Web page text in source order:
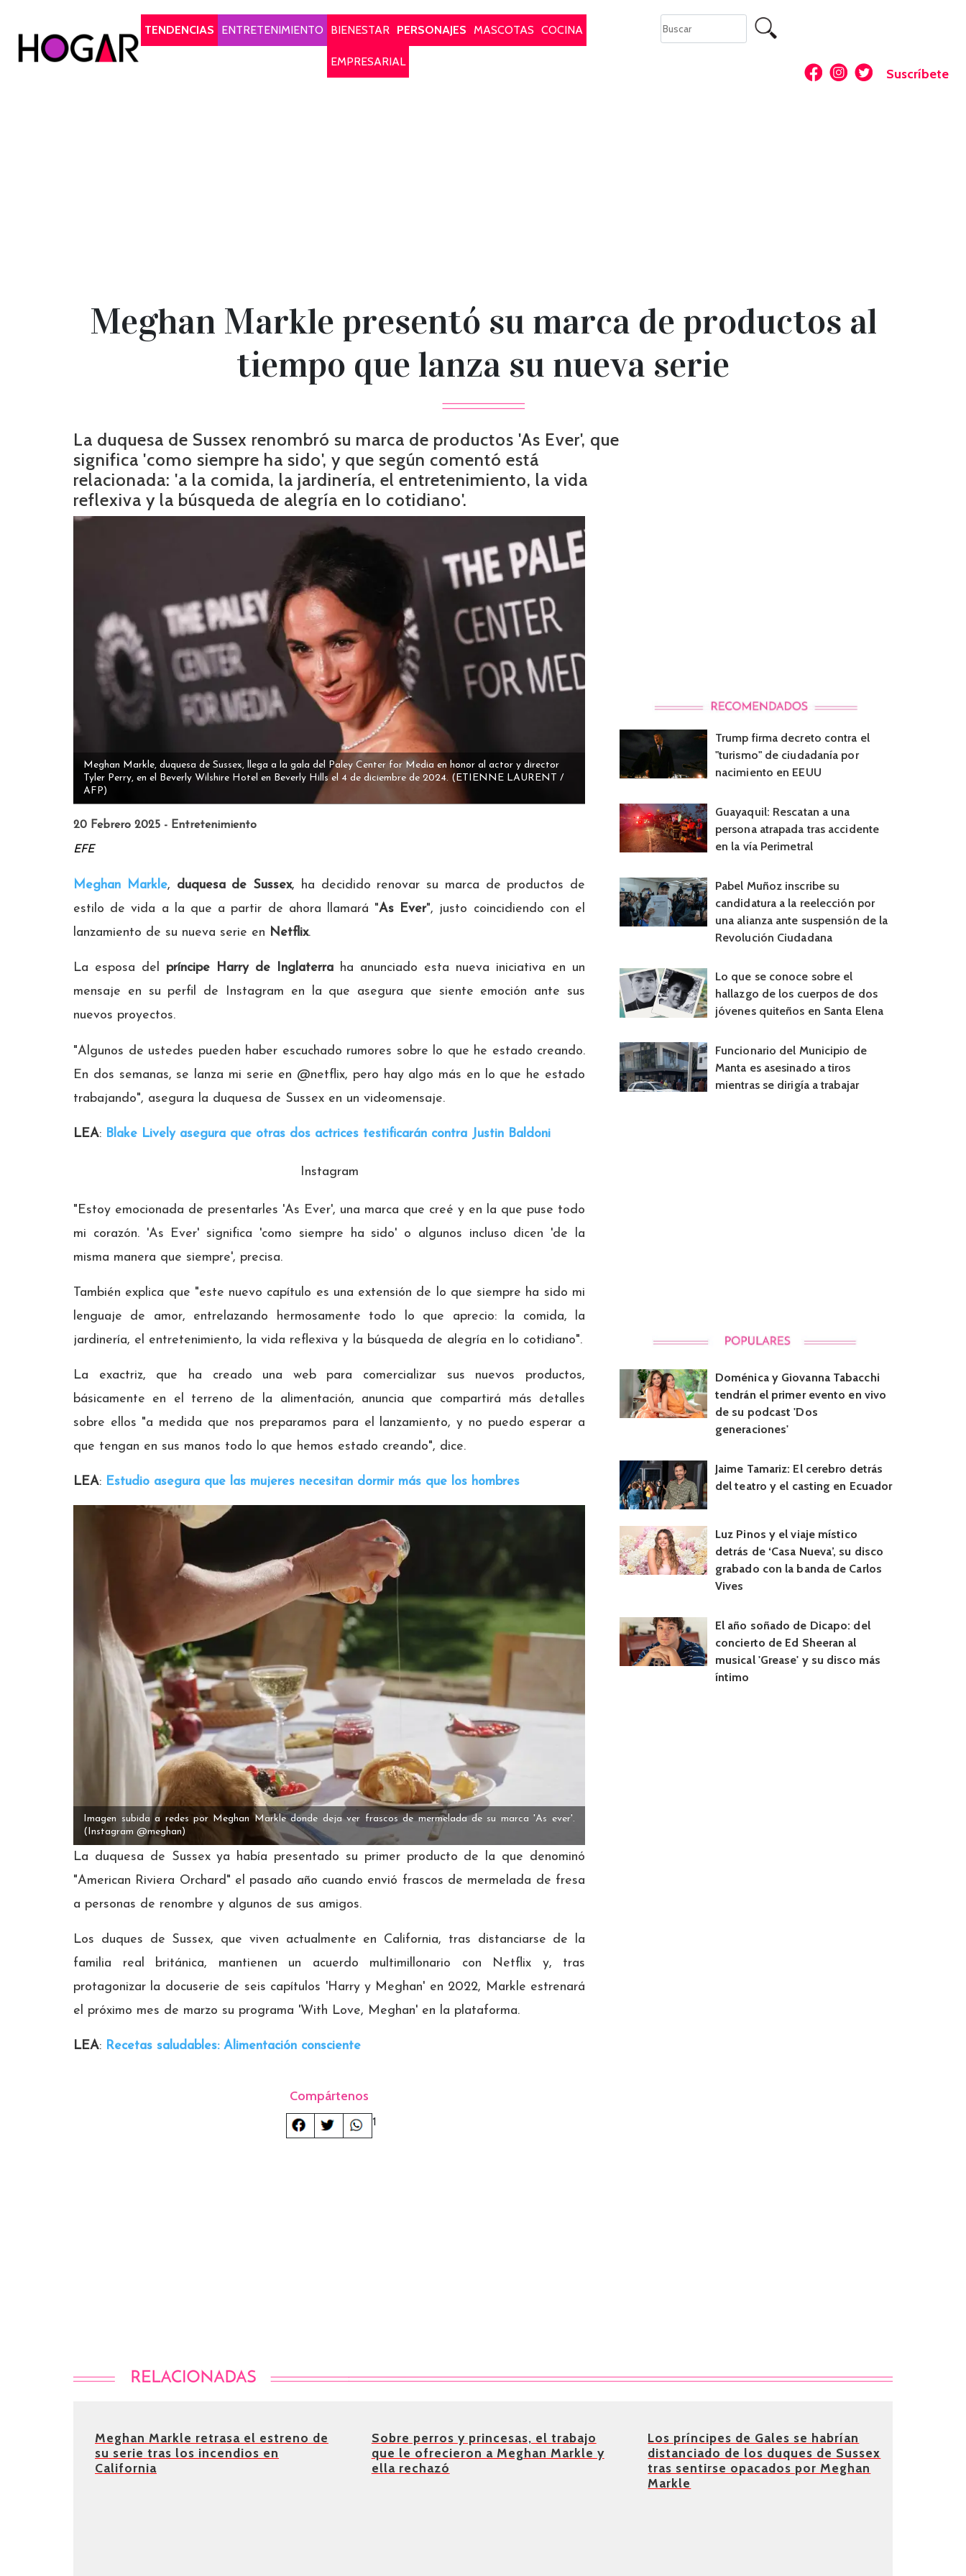
TENDENCIAS
ENTRETENIMIENTO BIENESTAR PERSONAJES MASCOTAS COCINA
EMPRESARIAL
Suscríbete
Meghan Markle presentó su marca de productos al
tiempo que lanza su nueva serie
La duquesa de Sussex renombró su marca de productos 'As Ever', que
significa 'como siempre ha sido', y que según comentó está
relacionada: 'a la comida, la jardinería, el entretenimiento, la vida
reflexiva y la búsqueda de alegría en lo cotidiano'.
Meghan Markle, duquesa de Sussex, llega a la gala del Paley Center for Media en honor al actor y director
Tyler Perry, en el Beverly Wilshire Hotel en Beverly Hills el 4 de diciembre de 2024. (ETIENNE LAURENT /
AFP)
20 Febrero 2025 - Entretenimiento
EFE
Meghan Markle, duquesa de Sussex, ha decidido renovar su marca de productos de
estilo de vida a la que a partir de ahora llamará "As Ever", justo coincidiendo con el
lanzamiento de su nueva serie en Netflix.
La esposa del príncipe Harry de Inglaterra ha anunciado esta nueva iniciativa en un
mensaje en su perfil de Instagram en la que asegura que siente emoción ante sus
nuevos proyectos.
"Algunos de ustedes pueden haber escuchado rumores sobre lo que he estado creando.
En dos semanas, se lanza mi serie en @netflix, pero hay algo más en lo que he estado
trabajando", asegura la duquesa de Sussex en un videomensaje.
LEA: Blake Lively asegura que otras dos actrices testificarán contra Justin Baldoni
Instagram
"Estoy emocionada de presentarles 'As Ever', una marca que creé y en la que puse todo
mi corazón. 'As Ever' significa 'como siempre ha sido' o algunos incluso dicen 'de la
misma manera que siempre', precisa.
También explica que "este nuevo capítulo es una extensión de lo que siempre ha sido mi
lenguaje de amor, entrelazando hermosamente todo lo que aprecio: la comida, la
jardinería, el entretenimiento, la vida reflexiva y la búsqueda de alegría en lo cotidiano".
La exactriz, que ha creado una web para comercializar sus nuevos productos,
básicamente en el terreno de la alimentación, anuncia que compartirá más detalles
sobre ellos "a medida que nos preparamos para el lanzamiento, y no puedo esperar a
que tengan en sus manos todo lo que hemos estado creando", dice.
LEA: Estudio asegura que las mujeres necesitan dormir más que los hombres
Imagen subida a redes por Meghan Markle donde deja ver frascos de mermelada de su marca 'As ever'.
(Instagram @meghan)
La duquesa de Sussex ya había presentado su primer producto de la que denominó
"American Riviera Orchard" el pasado año cuando envió frascos de mermelada de fresa
a personas de renombre y algunos de sus amigos.
Los duques de Sussex, que viven actualmente en California, tras distanciarse de la
familia real británica, mantienen un acuerdo multimillonario con Netflix y, tras
protagonizar la docuserie de seis capítulos 'Harry y Meghan' en 2022, Markle estrenará
el próximo mes de marzo su programa 'With Love, Meghan' en la plataforma.
LEA: Recetas saludables: Alimentación consciente
Compártenos
1
Trump firma decreto contra el
"turismo" de ciudadanía por
nacimiento en EEUU
Guayaquil: Rescatan a una
persona atrapada tras accidente
en la vía Perimetral
Pabel Muñoz inscribe su
candidatura a la reelección por
una alianza ante suspensión de la
Revolución Ciudadana
Lo que se conoce sobre el
hallazgo de los cuerpos de dos
jóvenes quiteños en Santa Elena
Funcionario del Municipio de
Manta es asesinado a tiros
mientras se dirigía a trabajar
Doménica y Giovanna Tabacchi
tendrán el primer evento en vivo
de su podcast 'Dos
generaciones'
Jaime Tamariz: El cerebro detrás
del teatro y el casting en Ecuador
Luz Pinos y el viaje místico
detrás de ‘Casa Nueva’, su disco
grabado con la banda de Carlos
Vives
El año soñado de Dicapo: del
concierto de Ed Sheeran al
musical 'Grease' y su disco más
íntimo
Meghan Markle retrasa el estreno de
su serie tras los incendios en
California
Sobre perros y princesas, el trabajo
que le ofrecieron a Meghan Markle y
ella rechazó
Los príncipes de Gales se habrían
distanciado de los duques de Sussex
tras sentirse opacados por Meghan
Markle